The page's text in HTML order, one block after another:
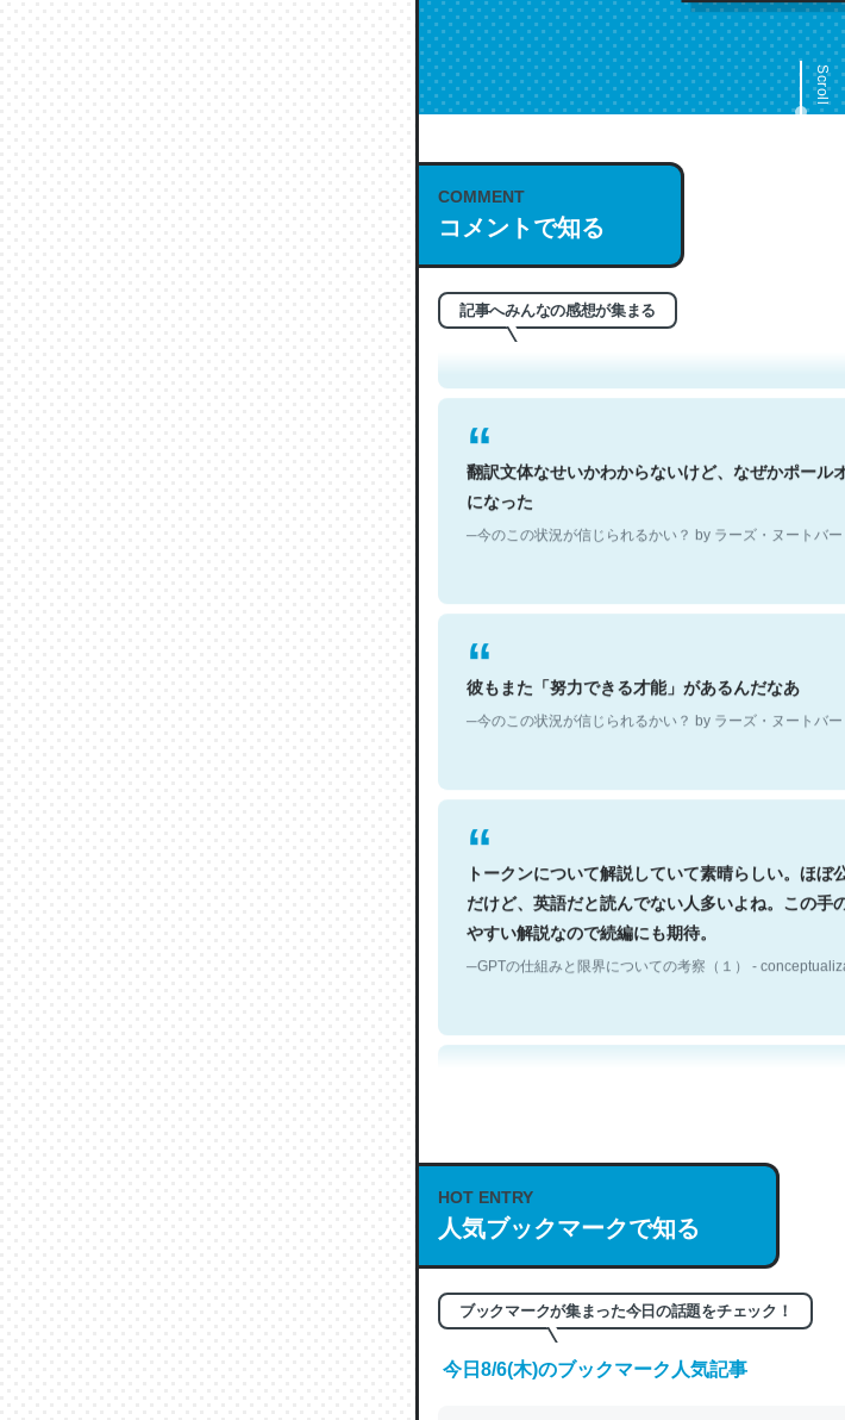
Scroll
COMMENT
コメントで知る
記事へみんなの感想が集まる
これは名文。彼はとてもクレバーなんだろうなと
もお勧め。自分はこの流れ好き。Let’s Fucking
─今のこの状況が信じられるかい？ by ラーズ・ヌートバー
翻訳文体なせいかわからないけど、なぜかポール
になった
─今のこの状況が信じられるかい？ by ラーズ・ヌートバー
彼もまた「努力できる才能」があるんだなあ
─今のこの状況が信じられるかい？ by ラーズ・ヌートバー
トークンについて解説していて素晴らしい。ほぼ
だけど、英語だと読んでない人多いよね。この手
やすい解説なので続編にも期待。
─GPTの仕組みと限界についての考察（１） -
これは良記事。32768トークンだと英語小説100
の伏線」は回収されないけど、短期記憶というに
やすく強くなりそう
HOT ENTRY
人気ブックマークで知る
ブックマークが集まった今日の話題をチェック！
今日8/6(木)のブックマーク人気記事